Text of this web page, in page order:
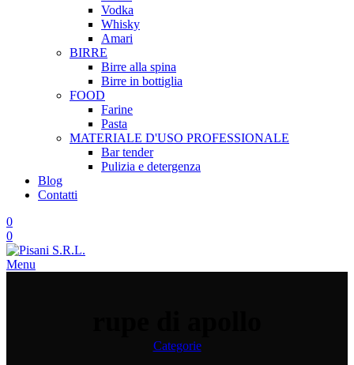
Vodka
Whisky
Amari
BIRRE
Birre alla spina
Birre in bottiglia
FOOD
Farine
Pasta
MATERIALE D'USO PROFESSIONALE
Bar tender
Pulizia e detergenza
Blog
Contatti
0
0
Menu
Categorie